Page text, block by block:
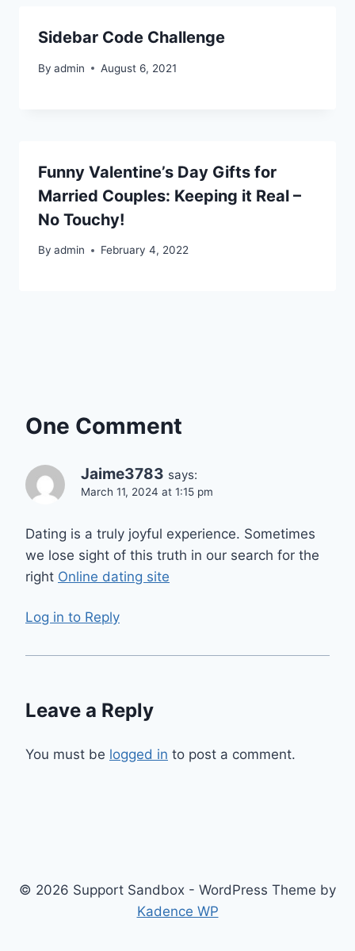
Sidebar Code Challenge
By admin August 6, 2021
Funny Valentine’s Day Gifts for
Married Couples: Keeping it Real –
No Touchy!
By admin February 4, 2022
One Comment
Jaime3783 says:
March 11, 2024 at 1:15 pm
Dating is a truly joyful experience. Sometimes
we lose sight of this truth in our search for the
right Online dating site
Log in to Reply
Leave a Reply
You must be logged in to post a comment.
© 2026 Support Sandbox - WordPress Theme by
Kadence WP